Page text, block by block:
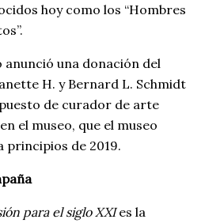
hoy como los “Hombres
anunció una donación del
H. y Bernard L. Schmidt
de curador de arte
el museo, que el museo
de 2019.
para el siglo XXIes la